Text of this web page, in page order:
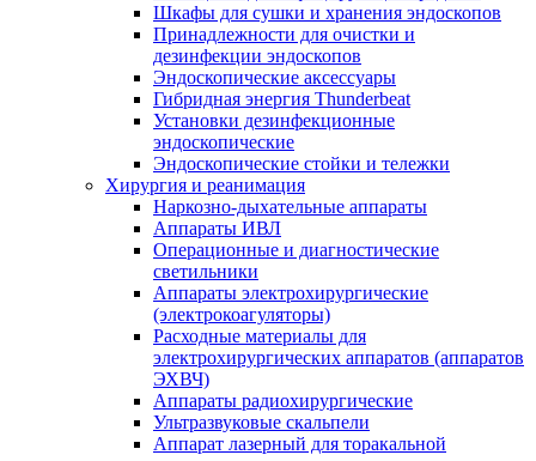
Шкафы для сушки и хранения эндоскопов
Принадлежности для очистки и
дезинфекции эндоскопов
Эндоскопические аксессуары
Гибридная энергия Thunderbeat
Установки дезинфекционные
эндоскопические
Эндоскопические стойки и тележки
Хирургия и реанимация
Наркозно-дыхательные аппараты
Аппараты ИВЛ
Операционные и диагностические
светильники
Аппараты электрохирургические
(электрокоагуляторы)
Расходные материалы для
электрохирургических аппаратов (аппаратов
ЭХВЧ)
Аппараты радиохирургические
Ультразвуковые скальпели
Аппарат лазерный для торакальной